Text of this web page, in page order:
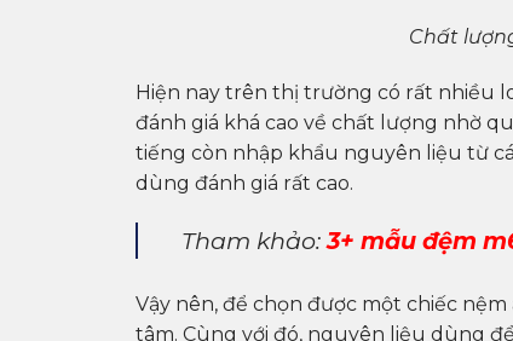
Chất
Hiện nay trên thị trường có rất nhiều
đánh giá khá cao về chất lượng nhờ
tiếng còn nhập khẩu nguyên liệu từ
dùng đánh giá rất cao.
Tham khảo:3+ mẫu đệm
Vậy nên, để chọn được một chiếc
tâm. Cùng với đó, nguyên liệu dùng